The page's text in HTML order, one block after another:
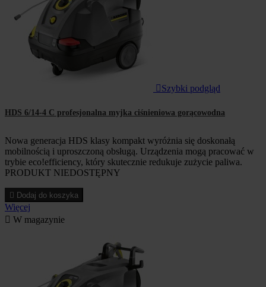
 Szybki podgląd
HDS 6/14-4 C profesjonalna myjka ciśnieniowa gorącowodna
Nowa generacja HDS klasy kompakt wyróżnia się doskonałą
mobilnością i uproszczoną obsługą. Urządzenia mogą pracować w
trybie eco!efficiency, który skutecznie redukuje zużycie paliwa.
PRODUKT NIEDOSTĘPNY
 Dodaj do koszyka
Więcej
 W magazynie